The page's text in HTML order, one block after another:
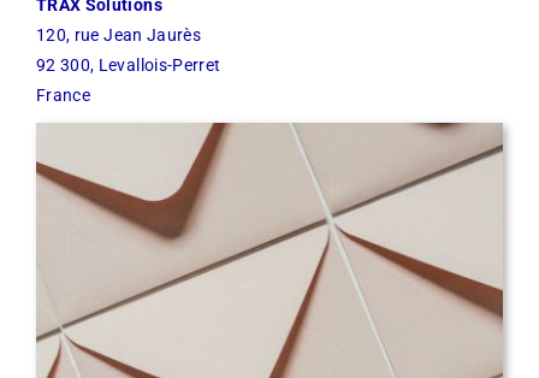
TRAX Solutions
120, rue Jean Jaurès
92 300, Levallois-Perret
France